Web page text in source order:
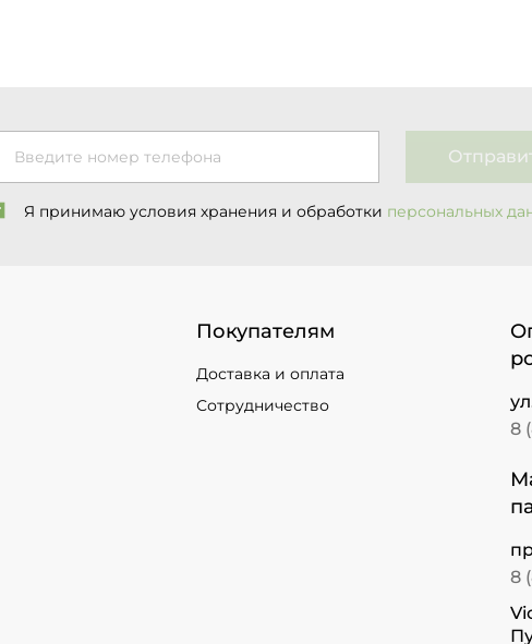
Введите номер телефона
Я принимаю условия хранения и обработки персональных
Покупателям
Доставка и оплата
Сотрудничество
8
8